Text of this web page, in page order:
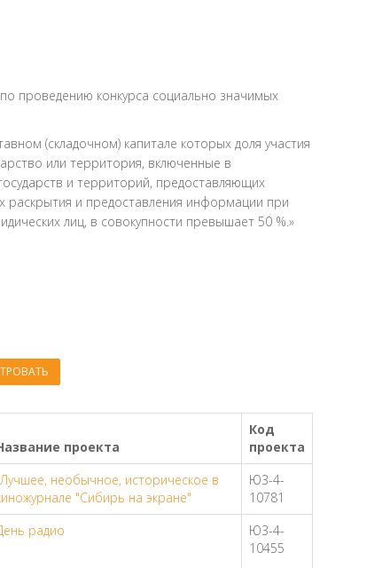
проведению конкурса социально значимых
(складочном) капитале которых доля участия
или территория, включенные в
и территорий, предоставляющих
и предоставления информации при
лиц, в совокупности превышает 50 %.»
проекта
Код
проекта
необычное, историческое в
"Сибирь на экране"
Ю3-4-
10781
радио
Ю3-4-
10455